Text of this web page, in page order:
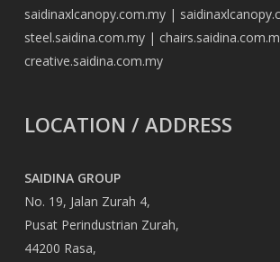
saidinaxlcanopy.com.my|
steel.saidina.com.my|
creative.saidina.com.my
LOCATION / ADDRESS
SAIDINA GROUP
No. 19, Jalan Zurah 4,
Pusat Perindustrian Zurah,
44200 Rasa,